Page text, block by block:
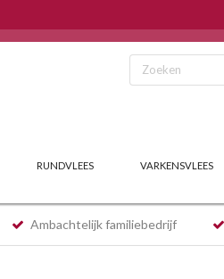
RUNDVLEES VARKENSVLEES
Ambachtelijk familiebedrijf